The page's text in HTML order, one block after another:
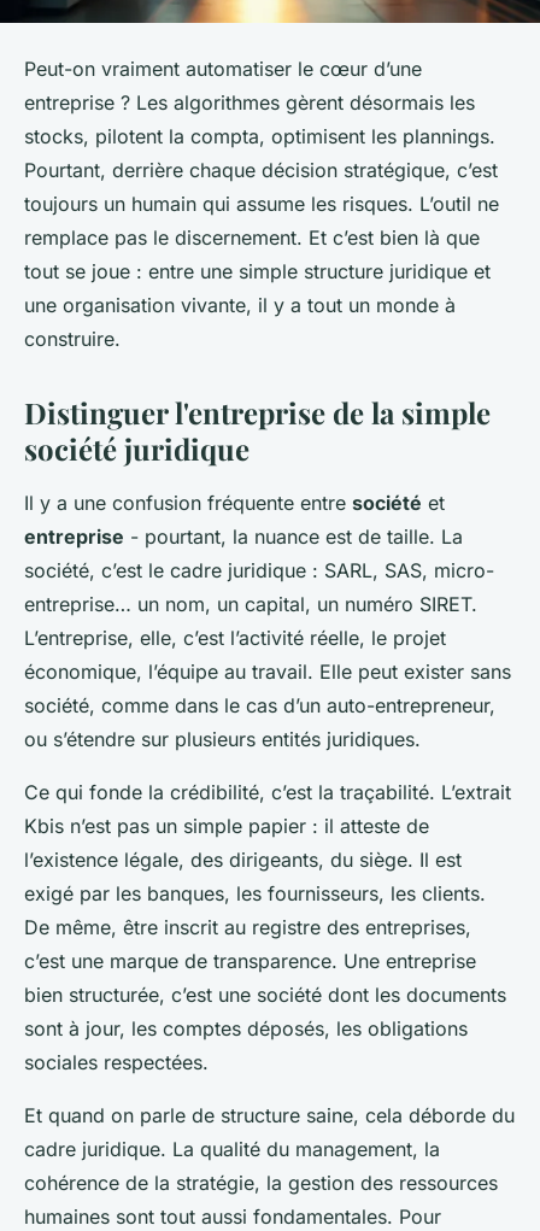
Peut-on vraiment automatiser le cœur d’une
entreprise ? Les algorithmes gèrent désormais les
stocks, pilotent la compta, optimisent les plannings.
Pourtant, derrière chaque décision stratégique, c’est
toujours un humain qui assume les risques. L’outil ne
remplace pas le discernement. Et c’est bien là que
tout se joue : entre une simple structure juridique et
une organisation vivante, il y a tout un monde à
construire.
Distinguer l'entreprise de la simple
société juridique
Il y a une confusion fréquente entre société et
entreprise - pourtant, la nuance est de taille. La
société, c’est le cadre juridique : SARL, SAS, micro-
entreprise… un nom, un capital, un numéro SIRET.
L’entreprise, elle, c’est l’activité réelle, le projet
économique, l’équipe au travail. Elle peut exister sans
société, comme dans le cas d’un auto-entrepreneur,
ou s’étendre sur plusieurs entités juridiques.
Ce qui fonde la crédibilité, c’est la traçabilité. L’extrait
Kbis n’est pas un simple papier : il atteste de
l’existence légale, des dirigeants, du siège. Il est
exigé par les banques, les fournisseurs, les clients.
De même, être inscrit au registre des entreprises,
c’est une marque de transparence. Une entreprise
bien structurée, c’est une société dont les documents
sont à jour, les comptes déposés, les obligations
sociales respectées.
Et quand on parle de structure saine, cela déborde du
cadre juridique. La qualité du management, la
cohérence de la stratégie, la gestion des ressources
humaines sont tout aussi fondamentales. Pour